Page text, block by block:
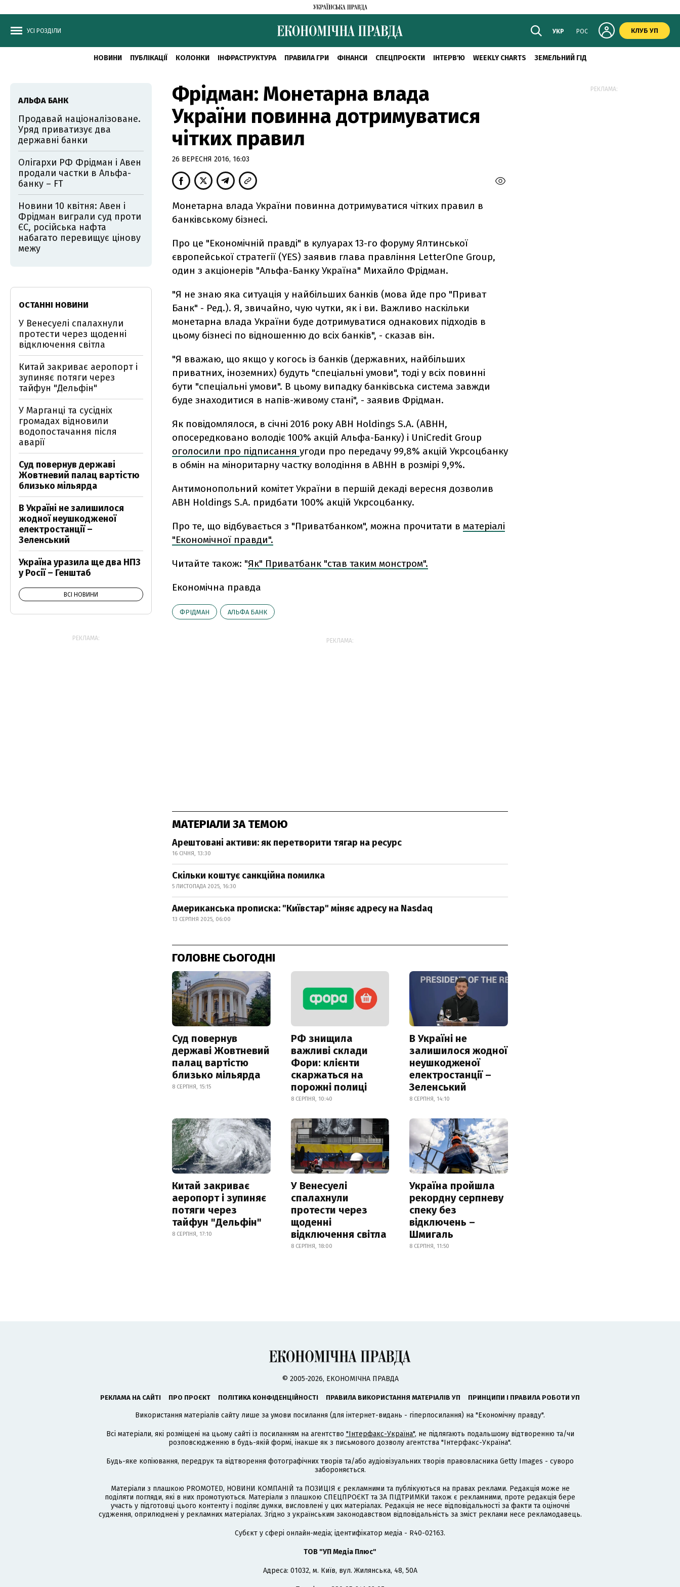
УСІ РОЗДІЛИ УКР РОС КЛУБ УП
НОВИНИ ПУБЛІКАЦІЇ КОЛОНКИ ІНФРАСТРУКТУРА ПРАВИЛА ГРИ ФІНАНСИ СПЕЦПРОЄКТИ ІНТЕРВ'Ю WEEKLY CHARTS ЗЕМЕЛЬНИЙ ГІД
Фрідман: Монетарна влада
України повинна дотримуватися
чітких правил
26 ВЕРЕСНЯ 2016, 16:03
Монетарна влада України повинна дотримуватися чітких правил в
банківському бізнесі.
Про це "Економічній правді" в кулуарах 13-го форуму Ялтинської
європейської стратегії (YES) заявив глава правління LetterOne Group,
один з акціонерів "Альфа-Банку Україна" Михайло Фрідман.
"Я не знаю яка ситуація у найбільших банків (мова йде про "Приват
Банк" - Ред.). Я, звичайно, чую чутки, як і ви. Важливо наскільки
монетарна влада України буде дотримуватися однакових підходів в
цьому бізнесі по відношенню до всіх банків", - сказав він.
"Я вважаю, що якщо у когось із банків (державних, найбільших
приватних, іноземних) будуть "спеціальні умови", тоді у всіх повинні
бути "спеціальні умови". В цьому випадку банківська система завжди
буде знаходитися в напів-живому стані", - заявив Фрідман.
Як повідомлялося, в січні 2016 року ABH Holdings S.A. (ABHH,
опосередковано володіє 100% акцій Альфа-Банку) і UniCredit Group
оголосили про підписання угоди про передачу 99,8% акцій Укрсоцбанку
в обмін на міноритарну частку володіння в ABHH в розмірі 9,9%.
Антимонопольний комітет України в першій декаді вересня дозволив
ABH Holdings S.A. придбати 100% акцій Укрсоцбанку.
Про те, що відбувається з "Приватбанком", можна прочитати в матеріалі
"Економічної правди".
Читайте також: "Як" Приватбанк "став таким монстром".
Економічна правда
ФРІДМАН АЛЬФА БАНК
РЕКЛАМА:
МАТЕРІАЛИ ЗА ТЕМОЮ
Арештовані активи: як перетворити тягар на ресурс
16 СІЧНЯ, 13:30
Скільки коштує санкційна помилка
5 ЛИСТОПАДА 2025, 16:30
Американська прописка: "Київстар" міняє адресу на Nasdaq
13 СЕРПНЯ 2025, 06:00
ГОЛОВНЕ СЬОГОДНІ
Суд повернув
державі Жовтневий
палац вартістю
близько мільярда
8 СЕРПНЯ, 15:15
РФ знищила
важливі склади
Фори: клієнти
скаржаться на
порожні полиці
8 СЕРПНЯ, 10:40
В Україні не
залишилося жодної
неушкодженої
електростанції –
Зеленський
8 СЕРПНЯ, 14:10
Китай закриває
аеропорт і зупиняє
потяги через
тайфун "Дельфін"
8 СЕРПНЯ, 17:10
У Венесуелі
спалахнули
протести через
щоденні
відключення світла
8 СЕРПНЯ, 18:00
Україна пройшла
рекордну серпневу
спеку без
відключень –
Шмигаль
8 СЕРПНЯ, 11:50
АЛЬФА БАНК
Продавай націоналізоване.
Уряд приватизує два
державні банки
Олігархи РФ Фрідман і Авен
продали частки в Альфа-
банку – FT
Новини 10 квітня: Авен і
Фрідман виграли суд проти
ЄС, російська нафта
набагато перевищує цінову
межу
ОСТАННІ НОВИНИ
У Венесуелі спалахнули
протести через щоденні
відключення світла
Китай закриває аеропорт і
зупиняє потяги через
тайфун "Дельфін"
У Марганці та сусідніх
громадах відновили
водопостачання після
аварії
Суд повернув державі
Жовтневий палац вартістю
близько мільярда
В Україні не залишилося
жодної неушкодженої
електростанції –
Зеленський
Україна уразила ще два НПЗ
у Росії – Генштаб
ВСІ НОВИНИ
РЕКЛАМА:
РЕКЛАМА:
© 2005-2026, ЕКОНОМІЧНА ПРАВДА
РЕКЛАМА НА САЙТІ ПРО ПРОЄКТ ПОЛІТИКА КОНФІДЕНЦІЙНОСТІ ПРАВИЛА ВИКОРИСТАННЯ МАТЕРІАЛІВ УП ПРИНЦИПИ І ПРАВИЛА РОБОТИ УП
Використання матеріалів сайту лише за умови посилання (для інтернет-видань - гіперпосилання) на "Економічну правду".
Всі матеріали, які розміщені на цьому сайті із посиланням на агентство "Інтерфакс-Україна", не підлягають подальшому відтворенню та/чи
розповсюдженню в будь-якій формі, інакше як з письмового дозволу агентства "Інтерфакс-Україна".
Будь-яке копіювання, передрук та відтворення фотографічних творів та/або аудіовізуальних творів правовласника Getty Images - суворо
забороняється.
Матеріали з плашкою PROMOTED, НОВИНИ КОМПАНІЙ та ПОЗИЦІЯ є рекламними та публікуються на правах реклами. Редакція може не
поділяти погляди, які в них промотуються. Матеріали з плашкою СПЕЦПРОЄКТ та ЗА ПІДТРИМКИ також є рекламними, проте редакція бере
участь у підготовці цього контенту і поділяє думки, висловлені у цих матеріалах. Редакція не несе відповідальності за факти та оціночні
судження, оприлюднені у рекламних матеріалах. Згідно з українським законодавством відповідальність за зміст реклами несе рекламодавець.
Cубєкт у сфері онлайн-медіа; ідентифікатор медіа - R40-02163.
ТОВ "УП Медіа Плюс"
Адреса: 01032, м. Київ, вул. Жилянська, 48, 50А